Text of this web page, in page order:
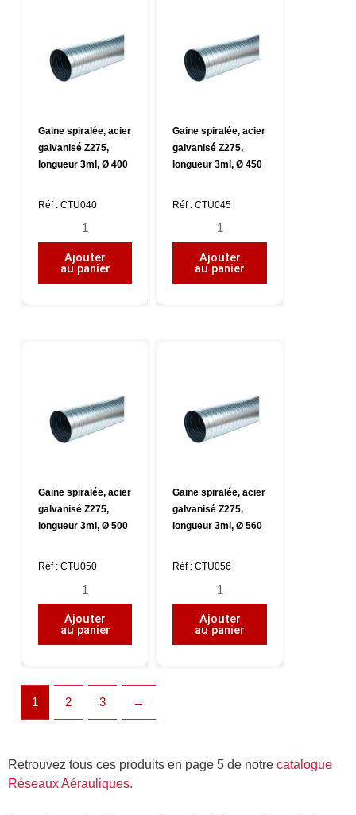
315
355
Gaine spiralée, acier
galvanisé Z275,
longueur 3ml, Ø 400
Réf : CTU040
quantité
de
Gaine
400
Ajouter
au panier
Gaine spiralée, acier
galvanisé Z275,
longueur 3ml, Ø 450
Réf : CTU045
quantité
de
Gaine
450
Ajouter
au panier
Gaine spiralée, acier
galvanisé Z275,
longueur 3ml, Ø 500
Réf : CTU050
quantité
de
Gaine
Z275,
longueur
500
Ajouter
au panier
Gaine spiralée, acier
galvanisé Z275,
longueur 3ml, Ø 560
Réf : CTU056
quantité
de
Gaine
560
Ajouter
au panier
1 2 3 →
Retrouvez tous ces produits en page 5 de notre catalogue
Réseaux Aérauliques.